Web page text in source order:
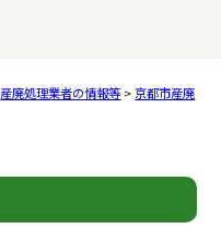
産廃処理業者の情報等>京都市産廃